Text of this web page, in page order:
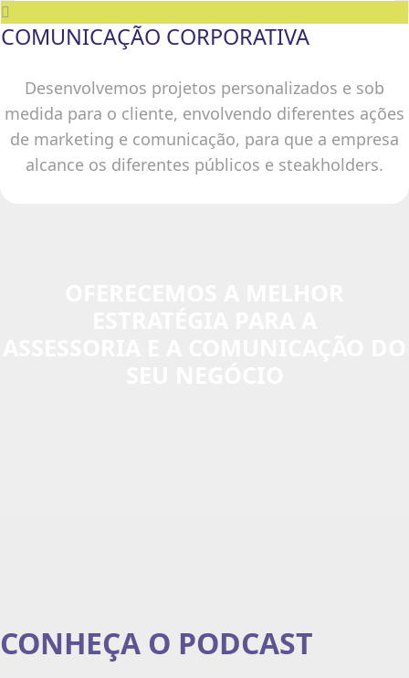
COMUNICAÇÃO CORPORATIVA
Desenvolvemos projetos personalizados e sob
medida para o cliente, envolvendo diferentes ações
de marketing e comunicação, para que a empresa
alcance os diferentes públicos e steakholders.
CONHEÇA O PODCAST